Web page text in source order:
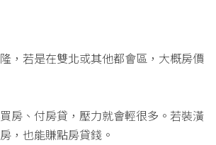
，若是在雙北或其他都會區，大概房價
房、付房貸，壓力就會輕很多。若裝潢
，也能賺點房貸錢。